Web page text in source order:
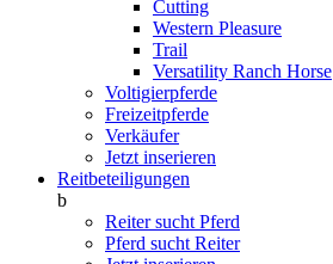
Cutting
Western Pleasure
Trail
Versatility Ranch Horse
Voltigierpferde
Freizeitpferde
Verkäufer
Jetzt inserieren
Reitbeteiligungen
b
Reiter sucht Pferd
Pferd sucht Reiter